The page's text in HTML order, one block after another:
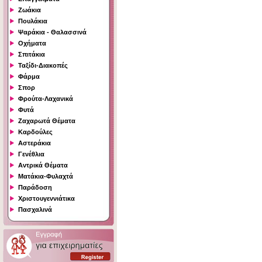
Ζωάκια
Πουλάκια
Ψαράκια - Θαλασσινά
Οχήματα
Σπιτάκια
Ταξίδι-Διακοπές
Φάρμα
Σπορ
Φρούτα-Λαχανικά
Φυτά
Ζαχαρωτά Θέματα
Καρδούλες
Αστεράκια
Γενέθλια
Αντρικά Θέματα
Ματάκια-Φυλαχτά
Παράδοση
Χριστουγεννιάτικα
Πασχαλινά